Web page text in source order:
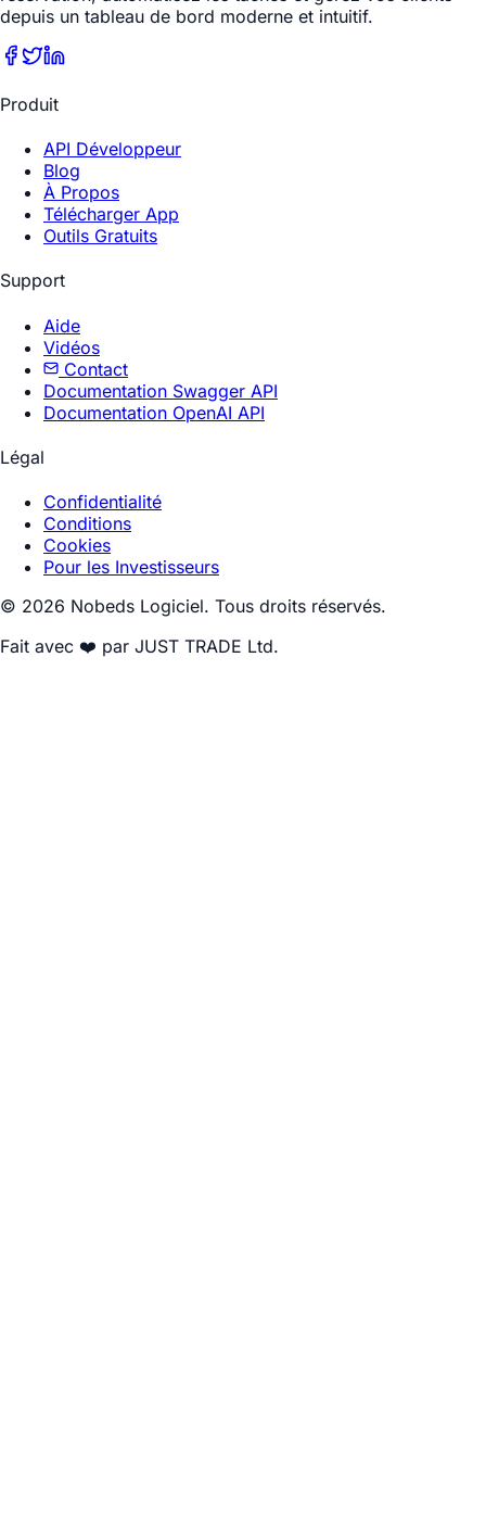
depuis un tableau de bord moderne et intuitif.
Produit
API Développeur
Blog
À Propos
Télécharger App
Outils Gratuits
Support
Aide
Vidéos
Contact
Documentation Swagger API
Documentation OpenAI API
Légal
Confidentialité
Conditions
Cookies
Pour les Investisseurs
© 2026 Nobeds Logiciel. Tous droits réservés.
Fait avec ❤️ par JUST TRADE Ltd.